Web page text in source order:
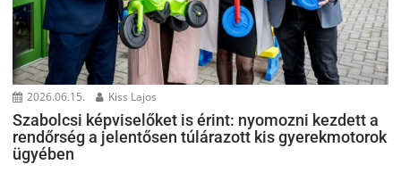
2026.06.15. Kiss Lajos
Szabolcsi képviselőket is érint: nyomozni kezdett a
rendőrség a jelentősen túlárazott kis gyerekmotorok
ügyében